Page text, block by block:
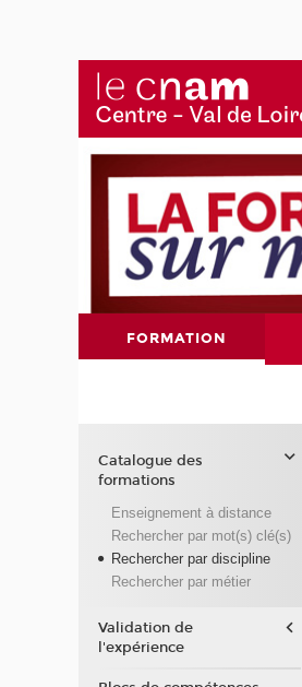
FORMATION
Catalogue des
formations
Enseignement à distance
Rechercher par mot(s) clé(s)
Rechercher par discipline
Rechercher par métier
Validation de
l'expérience